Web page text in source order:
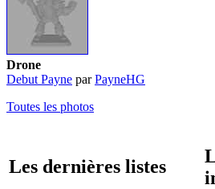
Drone
Debut Payne parPayneHG
Toutes les photos
Les dernières listes